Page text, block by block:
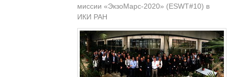
миссии «ЭкзоМарс-2020» (ESWT#10) в
ИКИ РАН